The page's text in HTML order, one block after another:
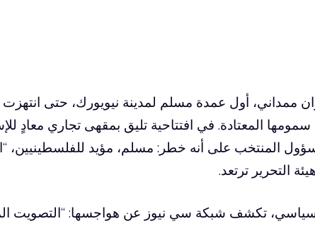
ممداني، أول عمدة مسلم لمدينة نيويورك، حتى
سمومها المعتادة. في افتتاحية تليق بمقهى تجاري معادٍ
المنتخب على أنه خطر: مسلم، مؤيد للفلسطينيين،
التحرير ترتعد.
تكشف شبكة سي نيوز عن هواجسها: “التصويت